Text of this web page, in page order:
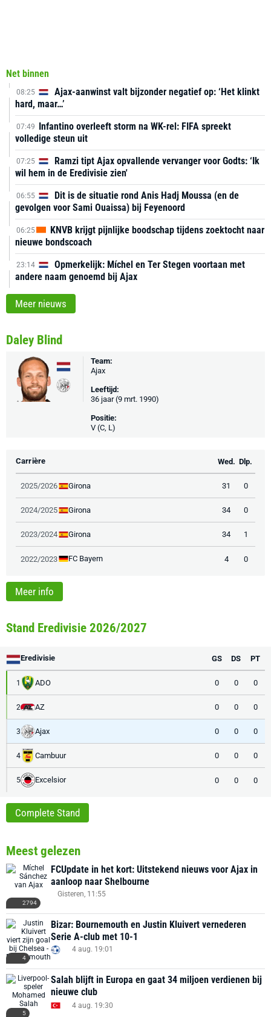
Net binnen
08:25
Ajax-aanwinst valt bijzonder negatief op: ‘Het klinkt
hard, maar…’
07:49 Infantino overleeft storm na WK-rel: FIFA spreekt
volledige steun uit
07:25
Ramzi tipt Ajax opvallende vervanger voor Godts: ‘Ik
wil hem in de Eredivisie zien'
06:55
Dit is de situatie rond Anis Hadj Moussa (en de
gevolgen voor Sami Ouaissa) bij Feyenoord
06:25
KNVB krijgt pijnlijke boodschap tijdens zoektocht naar
nieuwe bondscoach
23:14
Opmerkelijk: Míchel en Ter Stegen voortaan met
andere naam genoemd bij Ajax
Meer nieuws
Daley Blind
Team:
Ajax
Leeftijd:
36 jaar (9 mrt. 1990)
Positie:
V (C, L)
Carrière Wed. Dlp.
2025/2026 Girona 31 0
2024/2025 Girona 34 0
2023/2024 Girona 34 1
2022/2023 FC Bayern 4 0
Meer info
Stand Eredivisie 2026/2027
Eredivisie GS DS PT
1 ADO 0 0 0
2 AZ 0 0 0
3 Ajax 0 0 0
4 Cambuur 0 0 0
5 Excelsior 0 0 0
Complete Stand
Meest gelezen
2794
FCUpdate in het kort: Uitstekend nieuws voor Ajax in
aanloop naar Shelbourne
Gisteren, 11:55
4
Bizar: Bournemouth en Justin Kluivert vernederen
Serie A-club met 10-1
4 aug. 19:01
5
Salah blijft in Europa en gaat 34 miljoen verdienen bij
nieuwe club
4 aug. 19:30